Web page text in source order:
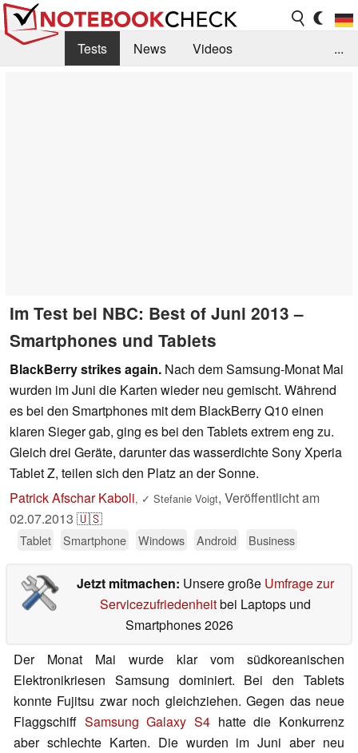
Tests News
Videos
...
Im Test bei NBC: Best of Juni 2013 –
Smartphones und Tablets
BlackBerry strikes again. Nach dem Samsung-Monat Mai
wurden im Juni die Karten wieder neu gemischt. Während
es bei den Smartphones mit dem BlackBerry Q10 einen
klaren Sieger gab, ging es bei den Tablets extrem eng zu.
Gleich drei Geräte, darunter das wasserdichte Sony Xperia
Tablet Z, teilen sich den Platz an der Sonne.
Patrick Afschar Kaboli, ✓ Stefanie Voigt, Veröffentlicht am
02.07.2013 🇺🇸
Tablet Smartphone Windows Android Business
Jetzt mitmachen: Unsere große Umfrage zur
Servicezufriedenheitbei Laptops und
Smartphones 2026
Der Monat Mai wurde klar vom südkoreanischen
Elektronikriesen Samsung dominiert. Bei den Tablets
konnte Fujitsu zwar noch gleichziehen. Gegen das neue
Flaggschiff Samsung Galaxy S4 hatte die Konkurrenz
aber schlechte Karten. Die wurden im Juni aber neu